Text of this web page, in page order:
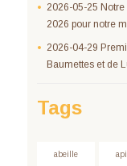
2026-05-25
2026 pour notre
2026-04-29
Baumettes et de
Tags
abeille